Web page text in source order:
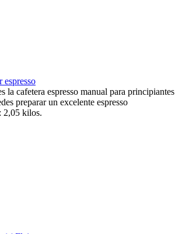
la cafetera espresso manual para principiantes
preparar un excelente espresso
2,05 kilos.